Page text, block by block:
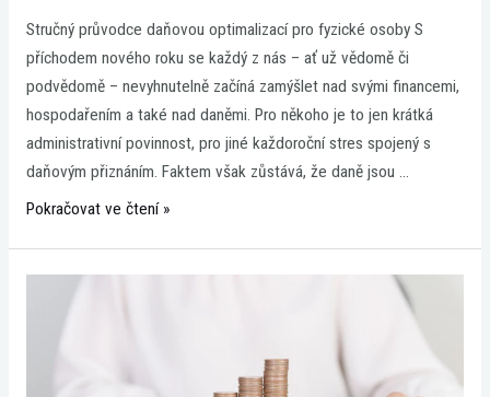
Stručný průvodce daňovou optimalizací pro fyzické osoby S
příchodem nového roku se každý z nás – ať už vědomě či
podvědomě – nevyhnutelně začíná zamýšlet nad svými financemi,
hospodařením a také nad daněmi. Pro někoho je to jen krátká
administrativní povinnost, pro jiné každoroční stres spojený s
daňovým přiznáním. Faktem však zůstává, že daně jsou …
Pokračovat ve čtení »
Ohlédnutí